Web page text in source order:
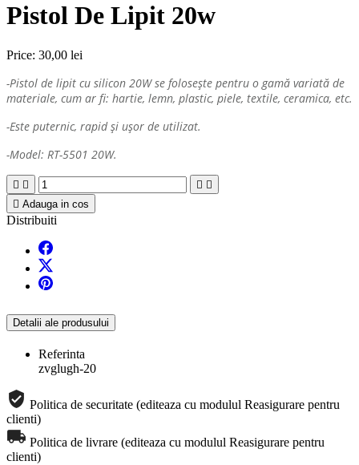
Pistol De Lipit 20w
Price: 30,00 lei
-Pistol de lipit cu silicon 20W se folosește pentru o gamă variată de
materiale, cum ar fi: hartie, lemn, plastic, piele, textile, ceramica, etc.
-Este puternic, rapid și ușor de utilizat.
-Model: RT-5501 20W.
   
 Adauga in cos
Distribuiti
Detalii ale produsului
Referinta
zvglugh-20
Politica de securitate (editeaza cu modulul Reasigurare pentru
clienti)
Politica de livrare (editeaza cu modulul Reasigurare pentru
clienti)